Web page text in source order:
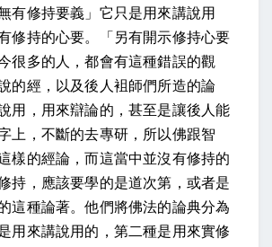
有修持要義」它只是用來講說用
修持的心要。「另有開示修持心要
很多的人，都會有這種錯誤的觀
的經，以及後人袓師們所造的論
用，用來辯論的，甚至是讓後人能
上，不斷的去專研，所以佛跟智
樣的經論，而這當中並沒有修持的
持，應該要學的是道次第，或者是
這種論著。他們將佛法的論典分為
用來講說用的，第二種是用來實修